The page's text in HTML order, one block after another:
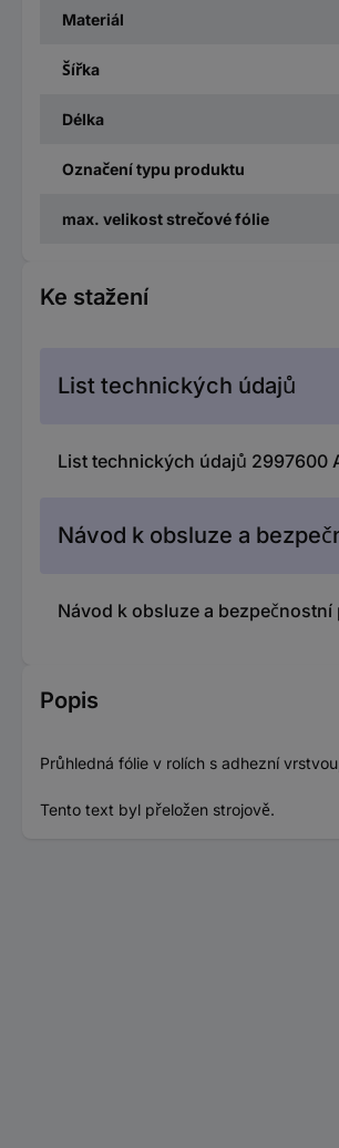
Materiál
Šířka
Délka
Označení typu produktu
max. velikost strečové fólie
Ke stažení
List technických údajů
List technických údajů 2997600
Návod k obsluze a
Návod k obsluze a
Popis
Průhledná fólie v rolích s adhezní
Tento text byl přeložen strojově.